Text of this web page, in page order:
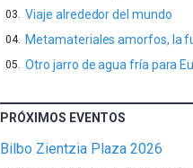
Viaje alrededor del mundo
Metamateriales amorfos, la
Otro jarro de agua fría para
PRÓXIMOS EVENTOS
Bilbo Zientzia Plaza 2026